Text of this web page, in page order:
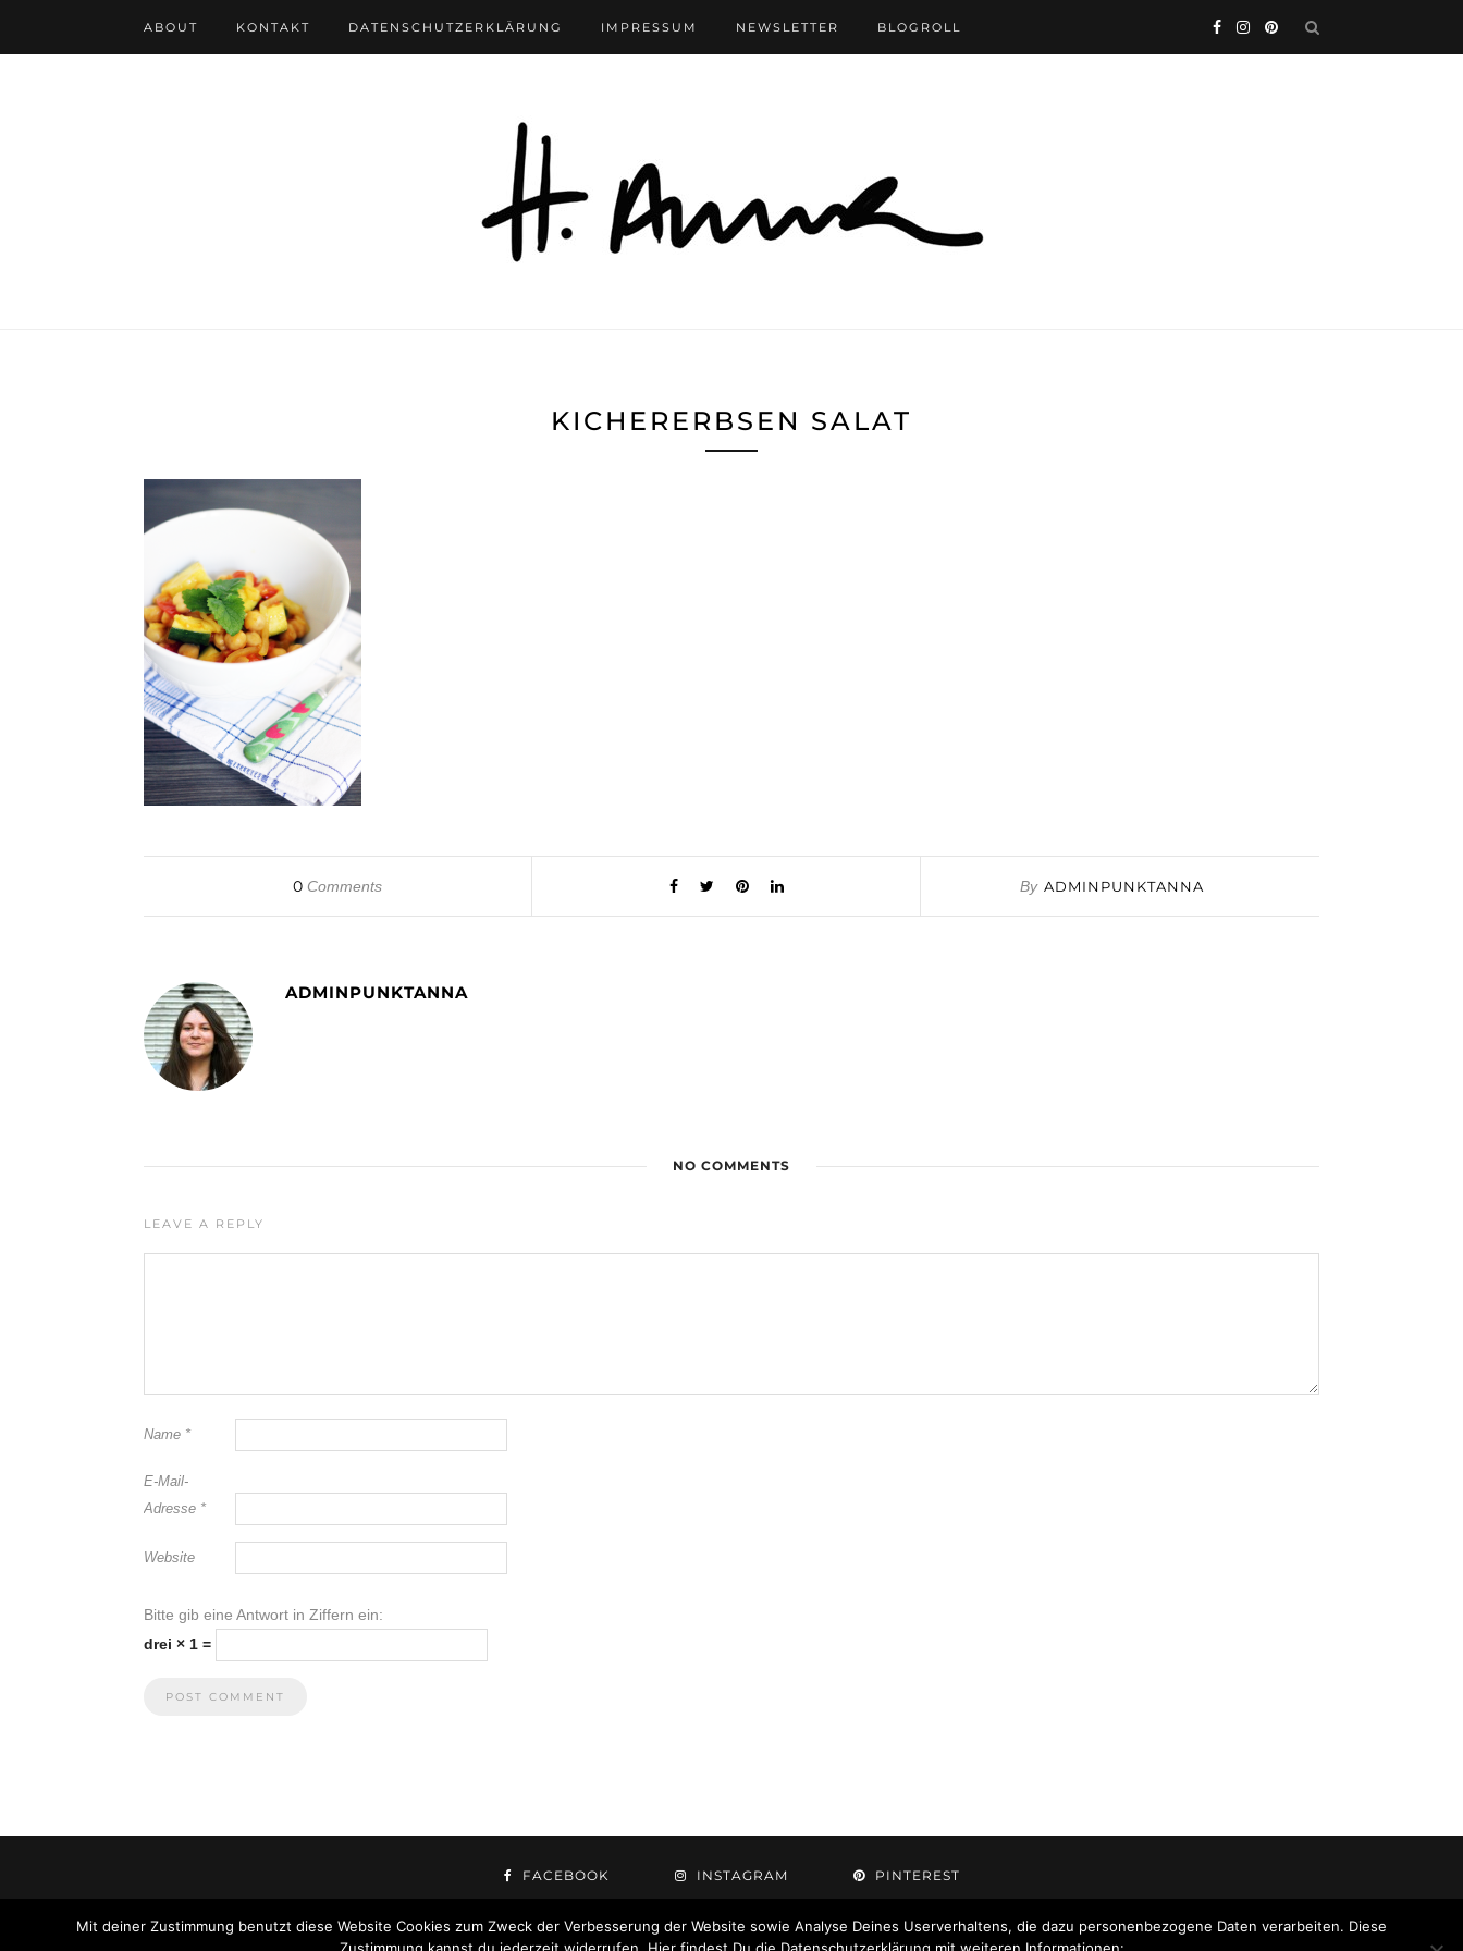
ABOUT KONTAKT DATENSCHUTZERKLÄRUNG IMPRESSUM NEWSLETTER BLOGROLL
KICHERERBSEN SALAT
0 Comments By ADMINPUNKTANNA
ADMINPUNKTANNA
NO COMMENTS
LEAVE A REPLY
Name *
E-Mail-
Adresse *
Website
Bitte gib eine Antwort in Ziffern ein:
drei × 1 =
FACEBOOK INSTAGRAM PINTEREST
Mit deiner Zustimmung benutzt diese Website Cookies zum Zweck der Verbesserung der Website sowie Analyse Deines Userverhaltens, die dazu personenbezogene Daten verarbeiten. Diese